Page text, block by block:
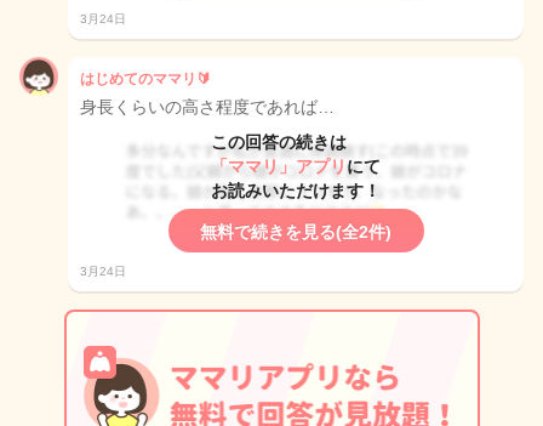
3月24日
はじめてのママリ🔰
身長くらいの高さ程度であれば…
この回答の続きは
「ママリ」アプリ にて
お読みいただけます！
無料で続きを見る(全2件)
3月24日